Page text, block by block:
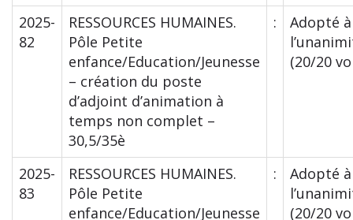
2025-
82
RESSOURCES HUMAINES.
Pôle Petite
enfance/Education/Jeunesse
– création du poste
d’adjoint d’animation à
temps non complet –
30,5/35è
:
Adopté à
(20/20
2025-
83
RESSOURCES HUMAINES.
Pôle Petite
enfance/Education/Jeunesse
:
Adopté à
(20/20